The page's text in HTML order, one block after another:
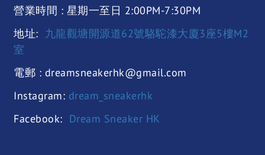
營業時間 : 星期一至日 2:00PM-7:30PM
地址:
九龍觀塘開源道62號駱駝漆大廈3座5樓M2
室
電郵 : dreamsneakerhk@gmail.com
Instagram: dream_sneakerhk
Facebook: Dream Sneaker HK